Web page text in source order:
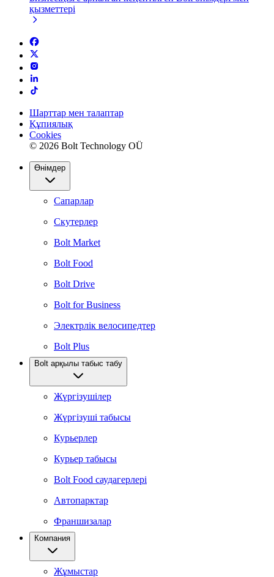
қызметтері
Шарттар мен талаптар
Құпиялық
Cookies
© 2026 Bolt Technology OÜ
Өнімдер
Сапарлар
Скутерлер
Bolt Market
Bolt Food
Bolt Drive
Bolt for Business
Электрлік велосипедтер
Bolt Plus
Bolt арқылы табыс табу
Жүргізушілер
Жүргізуші табысы
Курьерлер
Курьер табысы
Bolt Food саудагерлері
Автопарктар
Франшизалар
Компания
Жұмыстар